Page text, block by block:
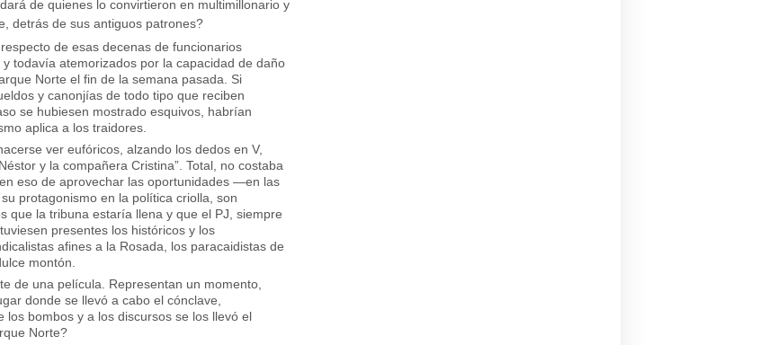
de quienes lo convirtieron en multimillonario y
detrás de sus antiguos patrones?
de esas decenas de funcionarios
todavía atemorizados por la capacidad de daño
Norte el fin de la semana pasada. Si
y canonjías de todo tipo que reciben
se hubiesen mostrado esquivos, habrían
aplica a los traidores.
ver eufóricos, alzando los dedos en V,
y la compañera Cristina”. Total, no costaba
eso de aprovechar las oportunidades —en las
protagonismo en la política criolla, son
que la tribuna estaría llena y que el PJ, siempre
presentes los históricos y los
afines a la Rosada, los paracaidistas de
montón.
de una película. Representan un momento,
donde se llevó a cabo el cónclave,
bombos y a los discursos se los llevó el
Norte?